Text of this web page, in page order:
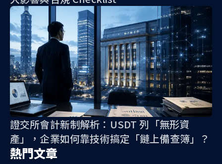
證交所會計新制解析：USDT 列「無形資
產」，企業如何靠技術搞定「鏈上備查簿」？
熱門文章